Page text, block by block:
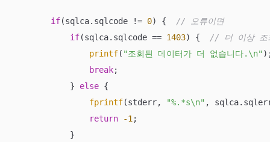
if(sqlca.sqlcode != 0) {
// 오류이면
if(sqlca.sqlcode == 1403) {
// 더 이상 조
printf( "조회된 데이터가 더 없습니다.\n"
break;
            }
else {
fprintf(stderr, "%.*s\n" ,
return
-1 ;
            }